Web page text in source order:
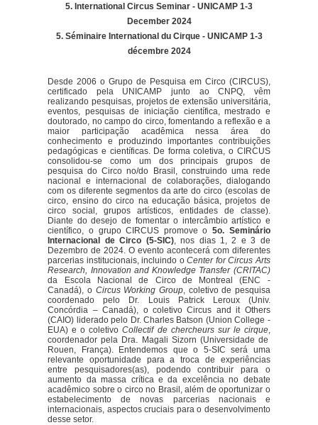
5. International Circus Seminar - UNICAMP 1-3
December 2024
5. Séminaire International du Cirque - UNICAMP 1-3
décembre 2024
Desde 2006 o Grupo de Pesquisa em Circo (CIRCUS),
certificado pela UNICAMP junto ao CNPQ, vêm
realizando pesquisas, projetos de extensão universitária,
eventos, pesquisas de iniciação científica, mestrado e
doutorado, no campo do circo, fomentando a reflexão e a
maior participação acadêmica nessa área do
conhecimento e produzindo importantes contribuições
pedagógicas e científicas. De forma coletiva, o CIRCUS
consolidou-se como um dos principais grupos de
pesquisa do Circo no/do Brasil, construindo uma rede
nacional e internacional de colaborações, dialogando
com os diferente segmentos da arte do circo (escolas de
circo, ensino do circo na educação básica, projetos de
circo social, grupos artísticos, entidades de classe).
Diante do desejo de fomentar o intercâmbio artístico e
científico, o grupo CIRCUS promove o5o. Seminário
Internacional de Circo (5-SIC), nos dias 1, 2 e 3 de
Dezembro de 2024. O evento acontecerá com diferentes
parcerias institucionais, incluindo oCenter for Circus Arts
Research, Innovation and Knowledge Transfer (CRITAC)
da Escola Nacional de Circo de Montreal (ENC -
Canadá), o Circus Working Group, coletivo de pesquisa
coordenado pelo Dr. Louis Patrick Leroux (Univ.
Concórdia – Canadá), o coletivo Circus and it Others
(CAIO) liderado pelo Dr. Charles Batson (Union College -
EUA) e o coletivoCollectif de chercheurs sur le cirque,
coordenador pela Dra. Magali Sizorn (Universidade de
Rouen, França). Entendemos que o 5-SIC será uma
relevante oportunidade para a troca de experiências
entre pesquisadores(as), podendo contribuir para o
aumento da massa crítica e da excelência no debate
acadêmico sobre o circo no Brasil, além de oportunizar o
estabelecimento de novas parcerias nacionais e
internacionais, aspectos cruciais para o desenvolvimento
desse setor.